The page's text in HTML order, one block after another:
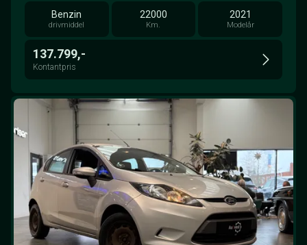
Benzin
drivmiddel
22000
Km.
2021
Modelår
137.799,-
Kontantpris